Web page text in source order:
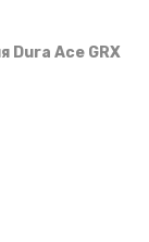
Dura Ace GRX